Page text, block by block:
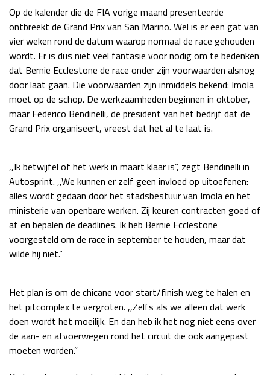
GP VERENIGDE STATEN 2026 23 - 25 okt
Kwalificatie
za 23:00 - 00:00
Race
zo 21:00 - 23:00
Kwalificatie
za 22:00 - 23:00
Race
GP SÃO PAULO 2026 06 - 08 nov
Kwalificatie
za 19:00 - 20:00
Race
zo 18:00 - 20:00
LAS VEGAS GRAND PRIX 2026 20 - 22 nov
Kwalificatie
GP QATAR 2026
GP ABU DHABI 2026 04 - 06 dec
Kwalificatie
za 15:00 - 16:00
Race
zo 14:00 - 16:00
Op de kalender die de FIA vorige maand presenteerde
ontbreekt de Grand Prix van San Marino. Wel is er een gat van
vier weken rond de datum waarop normaal de race gehouden
wordt. Er is dus niet veel fantasie voor nodig om te bedenken
dat Bernie Ecclestone de race onder zijn voorwaarden alsnog
door laat gaan. Die voorwaarden zijn inmiddels bekend: Imola
moet op de schop. De werkzaamheden beginnen in oktober,
maar Federico Bendinelli, de president van het bedrijf dat de
Grand Prix organiseert, vreest dat het al te laat is.
,,Ik betwijfel of het werk in maart klaar is”, zegt Bendinelli in
Autosprint. ,,We kunnen er zelf geen invloed op uitoefenen:
alles wordt gedaan door het stadsbestuur van Imola en het
ministerie van openbare werken. Zij keuren contracten goed of
af en bepalen de deadlines. Ik heb Bernie Ecclestone
voorgesteld om de race in september te houden, maar dat
wilde hij niet.”
Het plan is om de chicane voor start/finish weg te halen en
het pitcomplex te vergroten. ,,Zelfs als we alleen dat werk
doen wordt het moeilijk. En dan heb ik het nog niet eens over
de aan- en afvoerwegen rond het circuit die ook aangepast
moeten worden.”